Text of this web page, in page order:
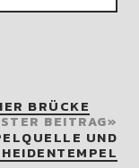
BRÜCKE
BEITRAG
UND
HEIDENTEMPEL